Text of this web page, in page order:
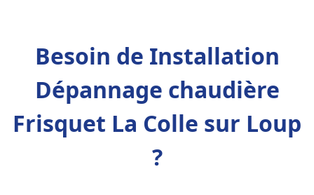
Besoin de Installation
Dépannage chaudière
Frisquet La Colle sur Loup
?